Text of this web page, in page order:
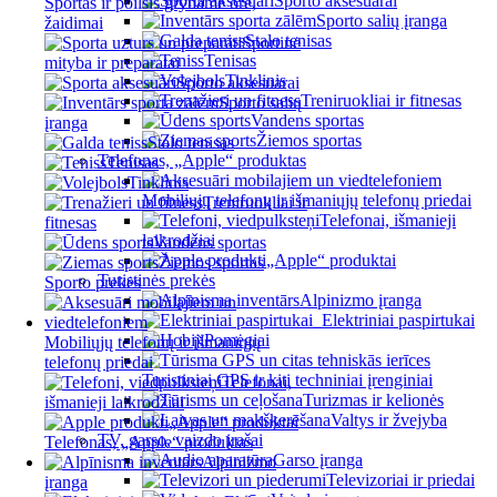
žaidimai
Sportinė
mityba ir preparatai
Sporto aksesuarai
Sporto salių
įranga
Stalo tenisas
Tenisas
Tinklinis
Treniruokliai ir
fitnesas
Vandens sportas
Žiemos sportas
Sporto prekės
Mobiliųjų telefonų ir išmaniųjų
telefonų priedai
Telefonai,
išmanieji laikrodžiai
„Apple“ produktai
Telefonas, „Apple“ produktas
Alpinizmo
įranga
Sporto salių įranga
Stalo tenisas
Tenisas
Tinklinis
Treniruokliai ir fitnesas
Vandens sportas
Žiemos sportas
Telefonas, „Apple“ produktas
Mobiliųjų telefonų ir išmaniųjų telefonų priedai
Telefonai, išmanieji
laikrodžiai
„Apple“ produktai
Turistinės prekės
Alpinizmo įranga
Elektriniai paspirtukai
Pomėgiai
Turistiniai GPS ir kiti techniniai įrenginiai
Turizmas ir kelionės
Valtys ir žvejyba
TV, garso, vaizdo įrašai
Garso įranga
Televizoriai ir priedai